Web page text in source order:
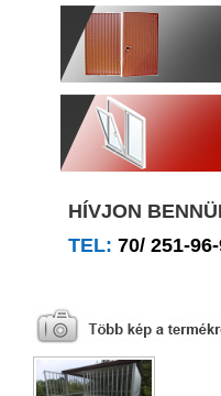
HÍVJON
TEL: 70/ 251-